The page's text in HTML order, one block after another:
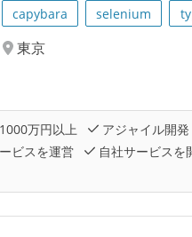
capybara selenium
東京
万円以上 アジャイル開発
ビスを運営 自社サービスを